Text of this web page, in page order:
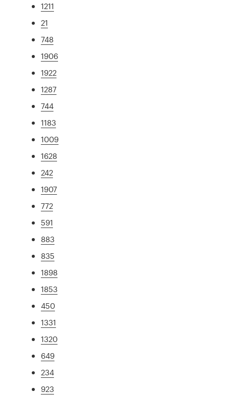
1211
21
748
1906
1922
1287
744
1183
1009
1628
242
1907
772
591
883
835
1898
1853
450
1331
1320
649
234
923